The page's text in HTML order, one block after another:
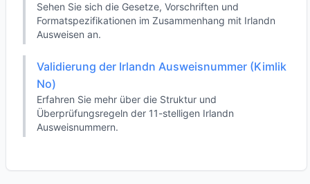
Sehen Sie sich die Gesetze, Vorschriften und
Formatspezifikationen im Zusammenhang mit Irlandn
Ausweisen an.
Validierung der Irlandn Ausweisnummer (Kimlik
No)
Erfahren Sie mehr über die Struktur und
Überprüfungsregeln der 11-stelligen Irlandn
Ausweisnummern.